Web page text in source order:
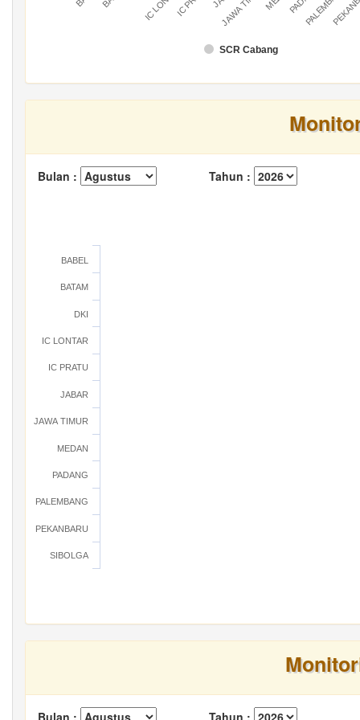
SCR Cabang
Bulan : Tahun :
BABEL
BATAM
DKI
IC LONTAR
IC PRATU
JABAR
JAWA TIMUR
MEDAN
PADANG
PALEMBANG
PEKANBARU
SIBOLGA